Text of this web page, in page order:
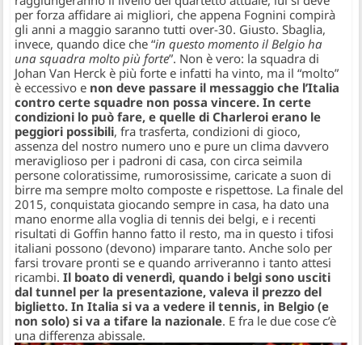
per forza affidare ai migliori, che appena Fognini compirà
gli anni a maggio saranno tutti over-30. Giusto. Sbaglia,
invece, quando dice che “in questo momento il Belgio ha
una squadra molto più forte”. Non è vero: la squadra di
Johan Van Herck è più forte e infatti ha vinto, ma il “molto”
è eccessivo e non deve passare il messaggio che l’Italia
contro certe squadre non possa vincere. In certe
condizioni lo può fare, e quelle di Charleroi erano le
peggiori possibili, fra trasferta, condizioni di gioco,
assenza del nostro numero uno e pure un clima davvero
meraviglioso per i padroni di casa, con circa seimila
persone coloratissime, rumorosissime, caricate a suon di
birre ma sempre molto composte e rispettose. La finale del
2015, conquistata giocando sempre in casa, ha dato una
mano enorme alla voglia di tennis dei belgi, e i recenti
risultati di Goffin hanno fatto il resto, ma in questo i tifosi
italiani possono (devono) imparare tanto. Anche solo per
farsi trovare pronti se e quando arriveranno i tanto attesi
ricambi.Il boato di venerdì, quando i belgi sono usciti
dal tunnel per la presentazione, valeva il prezzo del
biglietto. In Italia si va a vedere il tennis, in Belgio (e
non solo) si va a tifare la nazionale. E fra le due cose c’è
una differenza abissale.